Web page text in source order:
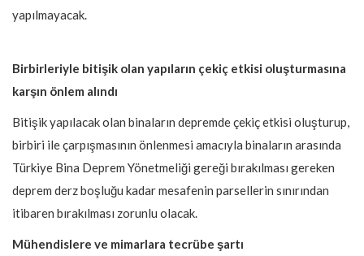
yapılmayacak.
Birbirleriyle bitişik olan yapıların çekiç etkisi oluşturmasına
karşın önlem alındı
Bitişik yapılacak olan binaların depremde çekiç etkisi oluşturup,
birbiri ile çarpışmasının önlenmesi amacıyla binaların arasında
Türkiye Bina Deprem Yönetmeliği gereği bırakılması gereken
deprem derz boşluğu kadar mesafenin parsellerin sınırından
itibaren bırakılması zorunlu olacak.
Mühendislere ve mimarlara tecrübe şartı